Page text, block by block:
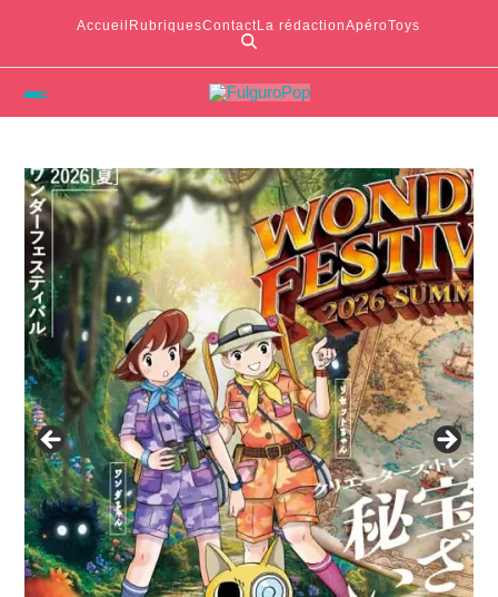
Accueil RubriquesContactLa rédactionApéroToys